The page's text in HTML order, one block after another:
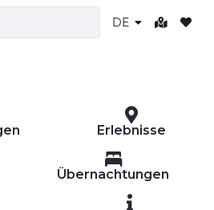
DE
Erlebnisse
Übernachtungen